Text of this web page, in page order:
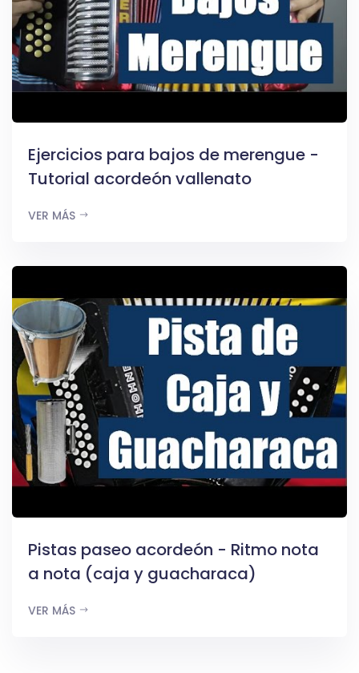
Ejercicios para bajos de merengue -
Tutorial acordeón vallenato
VER MÁS
Pistas paseo acordeón - Ritmo nota
a nota (caja y guacharaca)
VER MÁS